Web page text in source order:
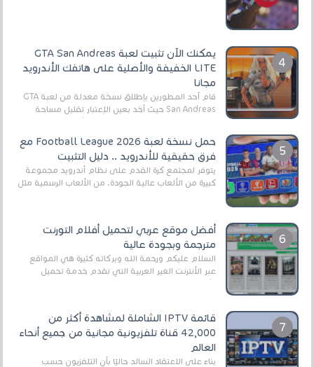
يمكنك الآن تثبيت لعبة GTA San Andreas
LITE الخفيفة والأصلية على هاتفك الأندرويد
مجانا
قام أحد المطورين بإطلاق نسخة معدلة من لعبة GTA
San Andreas حيث أخد بعين الإعتبار تقليل مساحة
حمل نسخة لعبة Football League 2026 مع
فرق حقيقية للأندرويد .. دليل التثبيت
يتوفر لمجتمع كرة القدم على نظام أندرويد مجموعة
كبيرة من الألعاب عالية الجودة. من الألعاب الرسمية مثل
أفضل موقع عربي لتحميل أفلام التورنت
مترجمة وبجودة عالية
السلام عليكم ورحمة الله وبركاته كثيرة هي المواقع
عبر الأنترنت الغير العربية التي تقدم خدمة تحميل
الأفلام على التورنت ، ومعظم هذه المواقع ل...
قائمة IPTV الشاملة لمشاهدة أكثر من
42,000 قناة تلفزيونية مجانية من جميع أنحاء
العالم
بناءً على الاعتقاد السائد حاليًا بأن التلفزيون حسب